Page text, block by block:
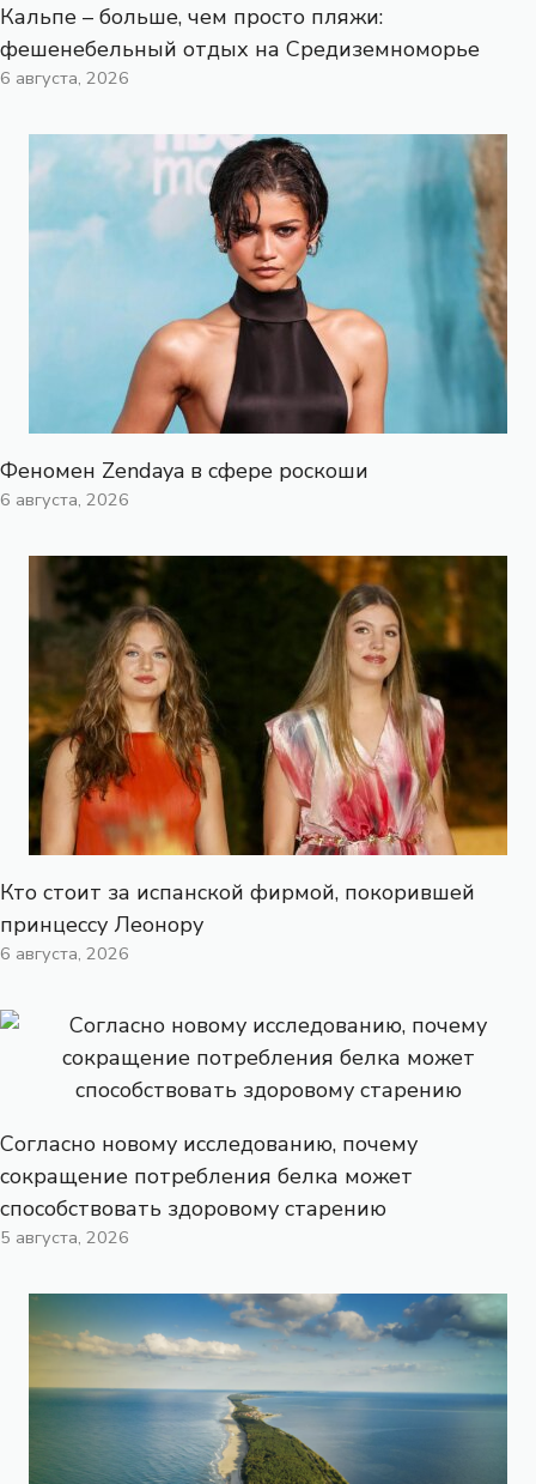
Кальпе – больше, чем просто пляжи:
фешенебельный отдых на Средиземноморье
6 августа, 2026
Феномен Zendaya в сфере роскоши
6 августа, 2026
Кто стоит за испанской фирмой, покорившей
принцессу Леонору
6 августа, 2026
Согласно новому исследованию, почему
сокращение потребления белка может
способствовать здоровому старению
5 августа, 2026